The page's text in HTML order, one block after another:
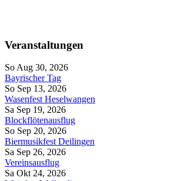
Veranstaltungen
So Aug 30, 2026
Bayrischer Tag
So Sep 13, 2026
Wasenfest Heselwangen
Sa Sep 19, 2026
Blockflötenausflug
So Sep 20, 2026
Biermusikfest Deilingen
Sa Sep 26, 2026
Vereinsausflug
Sa Okt 24, 2026